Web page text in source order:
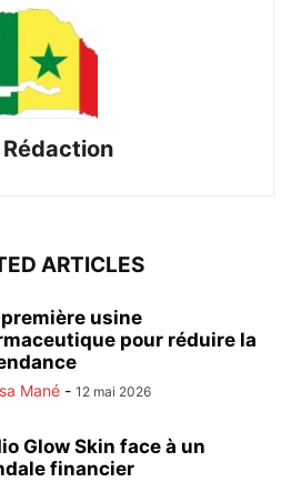
Rédaction
ARTICLES
première usine
pour réduire la
Mané - 12 mai 2026
Glow Skin face à un
financier